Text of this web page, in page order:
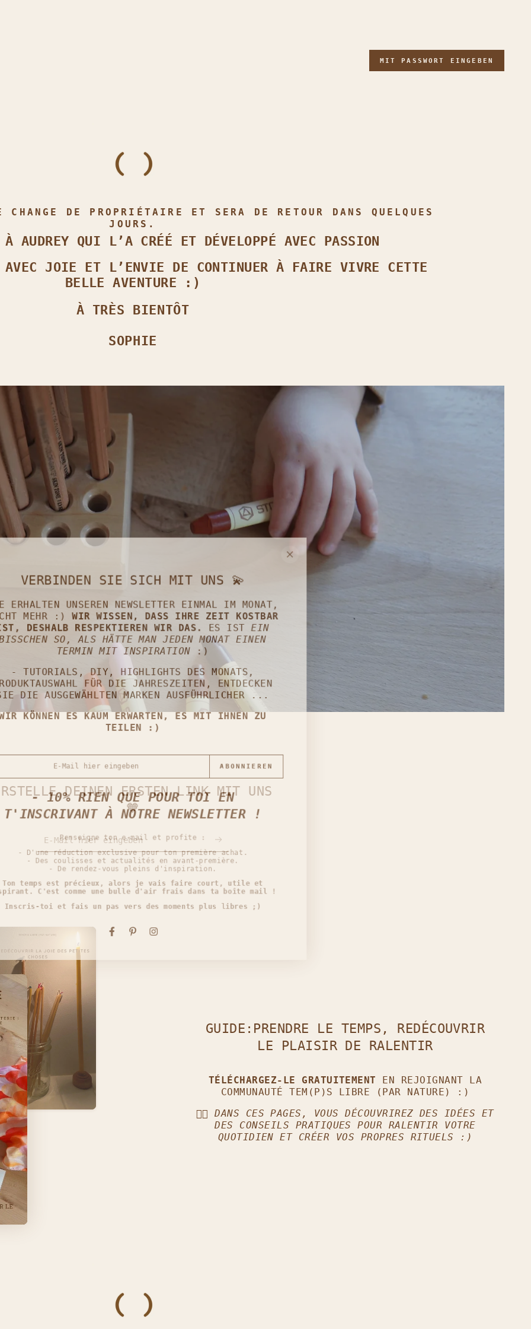
MIT PASSWORT EINGEBEN
DE PROPRIÉTAIRE ET SERA DE RETOUR DANS QUELQUES
JOURS.
À AUDREY QUI L’A CRÉÉ ET DÉVELOPPÉ AVEC PASSION
AVEC JOIE ET L’ENVIE DE CONTINUER À FAIRE VIVRE CETTE
BELLE AVENTURE :)
À TRÈS BIENTÔT
SOPHIE
DEINEN ERSTEN LINK MIT UNS
🧡
E-Mail hier eingeben
GUIDE:PRENDRE LE TEMPS, REDÉCOUVRIR
LE PLAISIR DE RALENTIR
TÉLÉCHARGEZ-LE GRATUITEMENT EN REJOIGNANT LA
COMMUNAUTÉ TEM(P)S LIBRE (PAR NATURE) :)
👈🏼DANS CES PAGES, VOUS DÉCOUVRIREZ DES IDÉES ET
DES CONSEILS PRATIQUES POUR RALENTIR VOTRE
QUOTIDIEN ET CRÉER VOS PROPRES RITUELS :)
VERBINDEN SIE SICH MIT UNS 💫
ERHALTEN UNSEREN NEWSLETTER EINMAL IM MONAT,
MEHR :) WIR WISSEN, DASS IHRE ZEIT KOSTBAR
DESHALB RESPEKTIEREN WIR DAS.
ES ISTEIN
SO, ALS HÄTTE MAN JEDEN MONAT EINEN
TERMIN MIT INSPIRATION
:)
- TUTORIALS, DIY, HIGHLIGHTS DES MONATS,
FÜR DIE JAHRESZEITEN, ENTDECKEN
DIE AUSGEWÄHLTEN MARKEN AUSFÜHRLICHER ...
KÖNNEN ES KAUM ERWARTEN, ES MIT IHNEN ZU
TEILEN :)
hier eingeben
ABONNIEREN
- 10% RIEN QUE POUR TOI EN
T'INSCRIVANT À NOTRE NEWSLETTER !
Renseigne ton e-mail et profite :
- D'une réduction exclusive pour ton première achat.
- Des coulisses et actualités en avant-première.
- De rendez-vous pleins d'inspiration.
temps est précieux, alors je vais faire court, utile et
C'est comme une bulle d'air frais dans ta boîte mail !
Inscris-toi et fais un pas vers des moments plus libres ;)